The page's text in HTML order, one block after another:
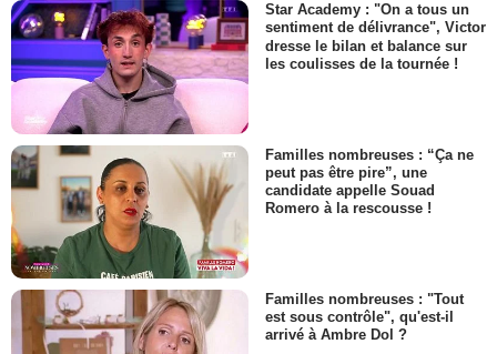
Star Academy : "On a tous un
sentiment de délivrance", Victor
dresse le bilan et balance sur
les coulisses de la tournée !
Familles nombreuses : “Ça ne
peut pas être pire”, une
candidate appelle Souad
Romero à la rescousse !
Familles nombreuses : "Tout
est sous contrôle", qu'est-il
arrivé à Ambre Dol ?